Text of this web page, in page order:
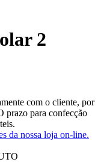
2
com o cliente, por
prazo para confecção
da nossa loja on-line.